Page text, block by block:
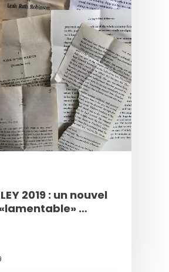
2019 : un nouvel
…